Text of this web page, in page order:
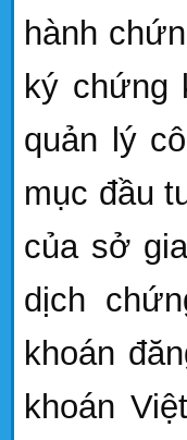
hành
ký chứng
quản lý
mục đầu
của sở
dịch
khoán
khoán